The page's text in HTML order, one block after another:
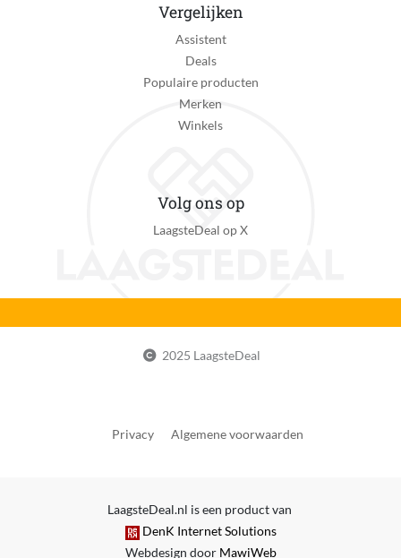
Vergelijken
Assistent
Deals
Populaire producten
Merken
Winkels
Volg ons op
LaagsteDeal op X
2025 LaagsteDeal
Privacy Algemene voorwaarden
LaagsteDeal.nl is een product van
DenK Internet Solutions
Webdesign door MawiWeb